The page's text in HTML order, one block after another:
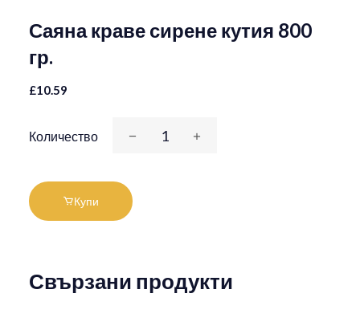
Саяна краве сирене кутия 800
гр.
£10.59
Количество
Купи
Свързани продукти